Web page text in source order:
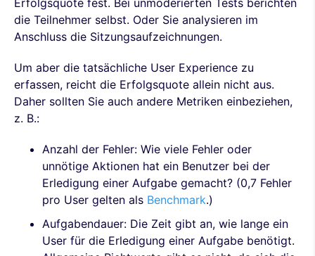
Erfolgsquote fest. Bei unmoderierten Tests berichten
die Teilnehmer selbst. Oder Sie analysieren im
Anschluss die Sitzungsaufzeichnungen.
Um aber die tatsächliche User Experience zu
erfassen, reicht die Erfolgsquote allein nicht aus.
Daher sollten Sie auch andere Metriken einbeziehen,
z. B.:
Anzahl der Fehler: Wie viele Fehler oder
unnötige Aktionen hat ein Benutzer bei der
Erledigung einer Aufgabe gemacht? (0,7 Fehler
pro User gelten als Benchmark.)
Aufgabendauer: Die Zeit gibt an, wie lange ein
User für die Erledigung einer Aufgabe benötigt.